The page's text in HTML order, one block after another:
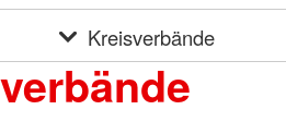
Kreisverbände